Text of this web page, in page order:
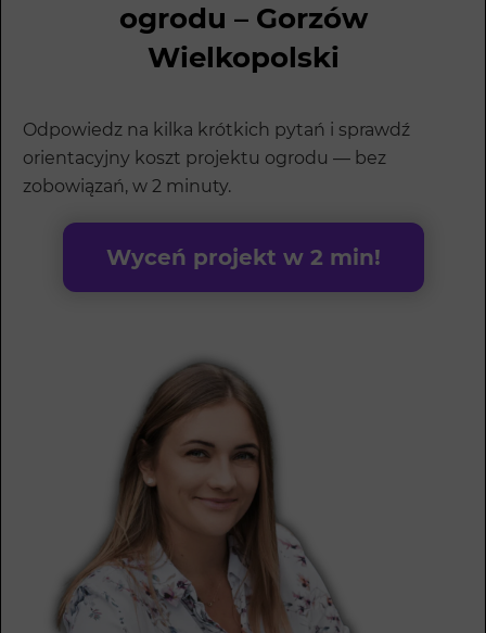
ogrodu – Gorzów
Wielkopolski
Odpowiedz na kilka krótkich pytań i sprawdź
orientacyjny koszt projektu ogrodu — bez
zobowiązań, w 2 minuty.
Wyceń projekt w 2 min!